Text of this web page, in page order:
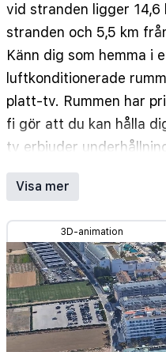
vid stranden ligger
stranden och 5,5 km
Känn dig som hemma i
luftkonditionerade
platt-tv. Rummen har
fi gör att du kan hålla
tv erbjuder
dusch, gratis
avrundas till närmsta
Les Dunes Beach - 0,4
Les Caletes strand - 0,6
Santa Susannas strand
Karts - 1,4 km
Playa de Pineda de Mar
Playa de Levante - 1,6
Visa mer
3D-animation